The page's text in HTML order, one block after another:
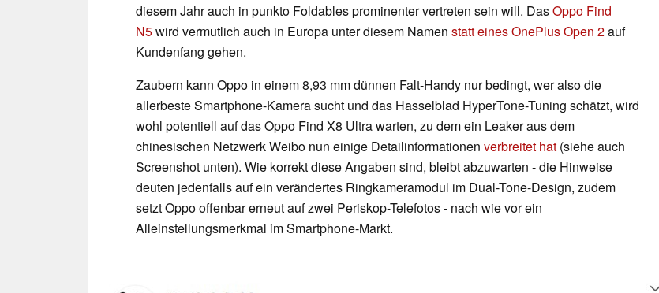
diesem Jahr auch in punkto Foldables prominenter vertreten sein will. DasOppo Find
N5wird vermutlich auch in Europa unter diesem Namen statt eines OnePlus Open 2auf
Kundenfang gehen.
Zaubern kann Oppo in einem 8,93 mm dünnen Falt-Handy nur bedingt, wer also die
allerbeste Smartphone-Kamera sucht und das Hasselblad HyperTone-Tuning schätzt, wird
wohl potentiell auf das Oppo Find X8 Ultra warten, zu dem ein Leaker aus dem
chinesischen Netzwerk Weibo nun einige Detailinformationen verbreitet hat (siehe auch
Screenshot unten). Wie korrekt diese Angaben sind, bleibt abzuwarten - die Hinweise
deuten jedenfalls auf ein verändertes Ringkameramodul im Dual-Tone-Design, zudem
setzt Oppo offenbar erneut auf zwei Periskop-Telefotos - nach wie vor ein
Alleinstellungsmerkmal im Smartphone-Markt.